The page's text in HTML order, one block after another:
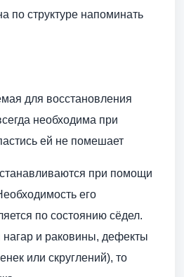
по структуре напоминать
для восстановления
необходима при
ей не помешает
при помощи
его
по состоянию сёдел.
нагар и раковины, дефекты
или скруглений), то